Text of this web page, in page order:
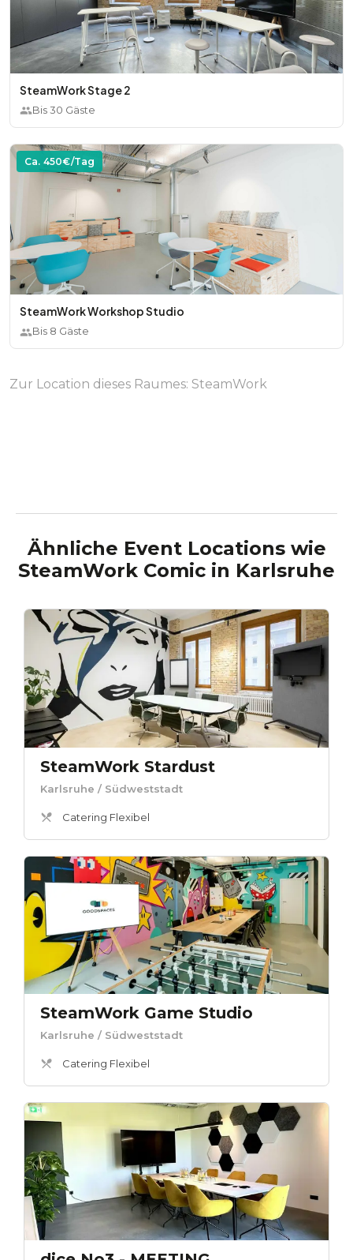
SteamWork Stage 2
Bis30 Gäste
Ca. 450€/Tag
SteamWork Workshop Studio
Bis 8 Gäste
Zur Location dieses Raumes: SteamWork
Ähnliche Event Locations wie
SteamWork Comic in Karlsruhe
SteamWork Stardust
Karlsruhe / Südweststadt
Catering Flexibel
SteamWork Game Studio
Karlsruhe / Südweststadt
Catering Flexibel